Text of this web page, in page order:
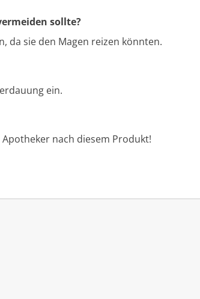
sollte?
da sie den Magen reizen könnten.
ein.
nach diesem Produkt!